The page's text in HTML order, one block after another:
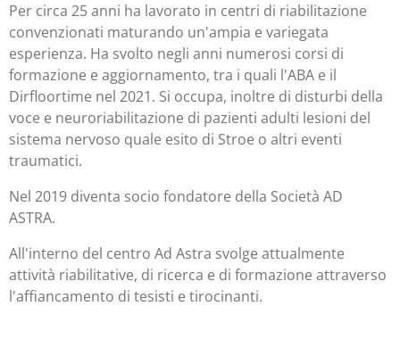
Per circa 25 anni ha lavorato in centri di riabilitazione
convenzionati maturando un'ampia e variegata
esperienza. Ha svolto negli anni numerosi corsi di
formazione e aggiornamento, tra i quali l'ABA e il
Dirfloortime nel 2021. Si occupa, inoltre di disturbi della
voce e neuroriabilitazione di pazienti adulti lesioni del
sistema nervoso quale esito di Stroe o altri eventi
traumatici.
Nel 2019 diventa socio fondatore della Società AD
ASTRA.
All'interno del centro Ad Astra svolge attualmente
attività riabilitative, di ricerca e di formazione attraverso
l'affiancamento di tesisti e tirocinanti.